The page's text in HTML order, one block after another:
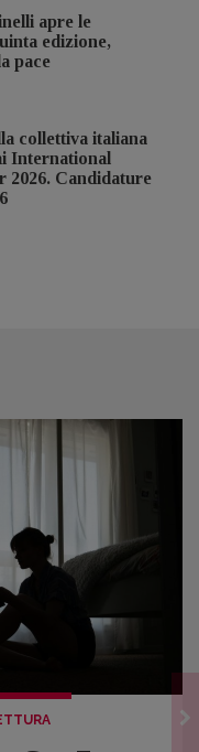
apre le
edizione,
pace
collettiva italiana
International
2026. Candidature